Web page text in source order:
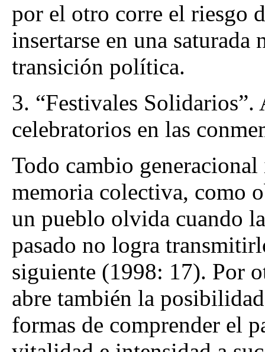
por el otro corre el riesgo
insertarse en una
transición política.
3. “Festivales
celebratorios en las
Todo cambio
memoria colectiva, como
un pueblo olvida cuando
pasado no logra
siguiente (1998: 17). Por
abre también la
formas de comprender el